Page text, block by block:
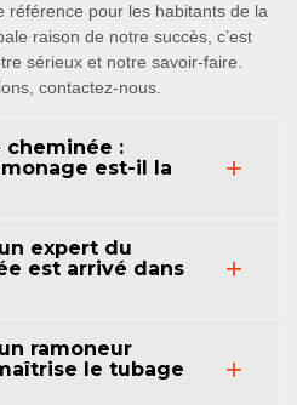
référence pour les habitants de la
raison de notre succès, c’est
sérieux et notre savoir-faire.
contactez-nous.
cheminée :
est-il la
expert du
est arrivé dans
ramoneur
le tubage